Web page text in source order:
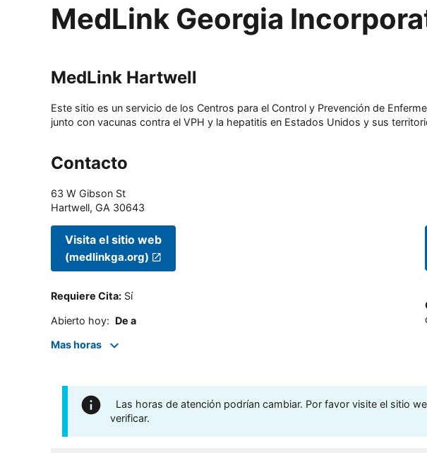
MedLink Georgia
MedLink Hartwell
Este sitio es un servicio de los Centros para el Control y Prevención de
junto con vacunas contra el VPH y la hepatitis en Estados Unidos y sus
Contacto
63 W Gibson St
Hartwell, GA 30643
Visita el sitio web
(medlinkga.org)
Requiere Cita: Sí
Abierto hoy: De a
Mas horas
Las horas de atención podrían cambiar. Por favor visite el sitio
verificar.